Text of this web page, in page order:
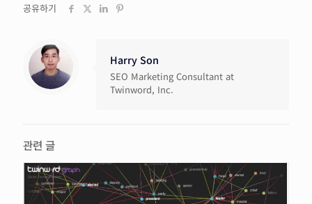
공유하기
Harry Son
SEO Marketing Consultant at
Twinword, Inc.
관련 글